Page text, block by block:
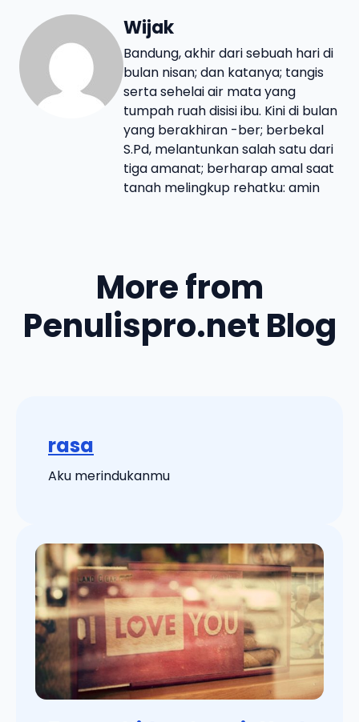
Wijak
Bandung, akhir dari sebuah hari di
bulan nisan; dan katanya; tangis
serta sehelai air mata yang
tumpah ruah disisi ibu. Kini di bulan
yang berakhiran -ber; berbekal
S.Pd, melantunkan salah satu dari
tiga amanat; berharap amal saat
tanah melingkup rehatku: amin
More from
Penulispro.net Blog
rasa
Aku merindukanmu